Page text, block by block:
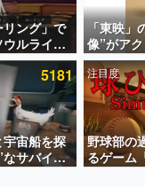
集一覧
入り記事
散数が数千以上！ ページ
くの人々に読まれた、電フ
とめました。
ング」で
ルライク
んはソウ
返事に失
」
「東映
像”がア
映ヒスト
ョン」が
5181
宙船を探
サバイバ
』が無
注目度
野球部の
るゲーム